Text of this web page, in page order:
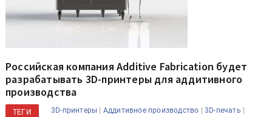
Российская компания Additive Fabrication будет
разрабатывать 3D-принтеры для аддитивного
производства
ТЕГИ 3D-принтеры | Аддитивное производство |3D-печать |